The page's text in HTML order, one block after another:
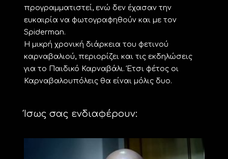
προγραμματιστεί, ενώ δεν έχασαν την
ευκαιρία να φωτογραφηθούν και με τον
Spiderman.
Η μικρή χρονική διάρκεια του φετινού
καρναβαλιού, περιορίζει και τις εκδηλώσεις
για το Παιδικό Καρναβάλι. Έτσι φέτος οι
Καρναβαλουπόλεις θα είναι μόλις δυο.
Ίσως σας ενδιαφέρουν: